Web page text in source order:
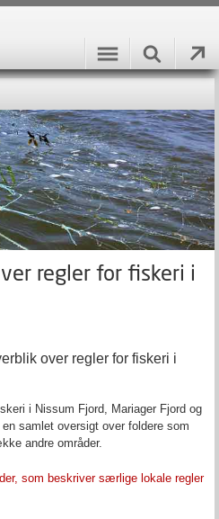
regler for fiskeri i
over regler for fiskeri i
i Nissum Fjord, Mariager Fjord og
samlet oversigt over foldere som
andre områder.
som beskriver særlige lokale regler